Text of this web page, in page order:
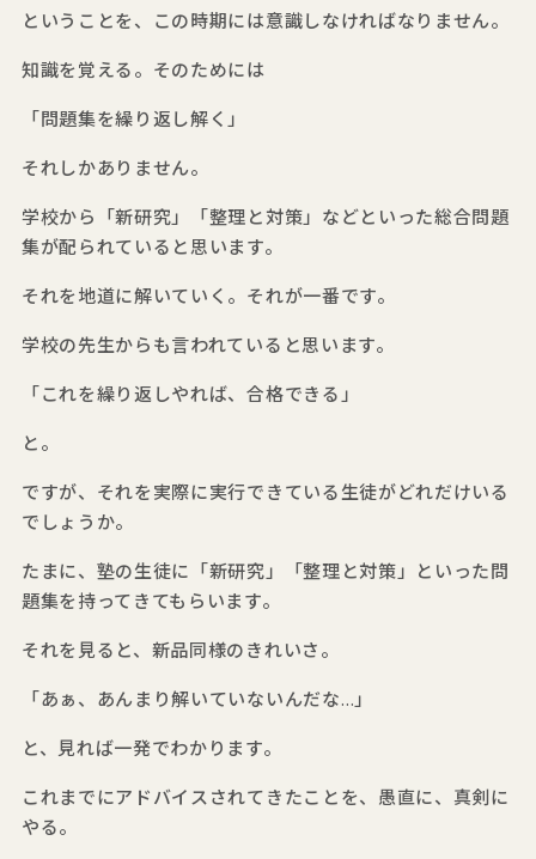
ということを、この時期には意識しなければなりません。
知識を覚える。そのためには
「問題集を繰り返し解く」
それしかありません。
学校から「新研究」「整理と対策」などといった総合問題
集が配られていると思います。
それを地道に解いていく。それが一番です。
学校の先生からも言われていると思います。
「これを繰り返しやれば、合格できる」
と。
ですが、それを実際に実行できている生徒がどれだけいる
でしょうか。
たまに、塾の生徒に「新研究」「整理と対策」といった問
題集を持ってきてもらいます。
それを見ると、新品同様のきれいさ。
「あぁ、あんまり解いていないんだな…」
と、見れば一発でわかります。
これまでにアドバイスされてきたことを、愚直に、真剣に
やる。